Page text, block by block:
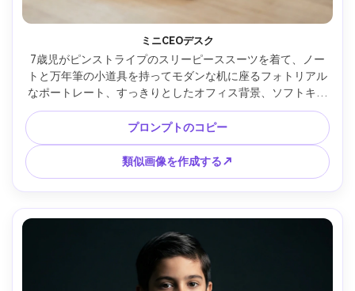
ミニCEOデスク
7歳児がピンストライプのスリーピーススーツを着て、ノー
トと万年筆の小道具を持ってモダンな机に座るフォトリアル
なポートレート、すっきりとしたオフィス背景、ソフトキー
ライト、Nikon Z8で撮影、50mm f/1.8、ミディアムフレー
ム、自信がありながらもフレンドリーな表情、シャープなス
ーツライン、リアルな質感、モダンな編集雰囲気 --ar 4:5
プロンプトのコピー
類似画像を作成する↗